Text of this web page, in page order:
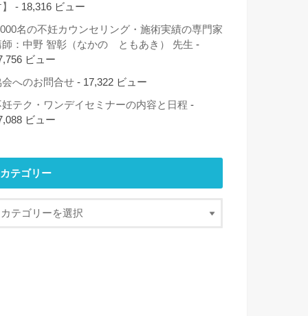
- 18,316 ビュー
名の不妊カウンセリング・施術実績の専門家
師：中野 智彰（なかの ともあき） 先生 -
ビュー
会へのお問合せ - 17,322 ビュー
妊テク・ワンデイセミナーの内容と日程 -
ビュー
カテゴリー